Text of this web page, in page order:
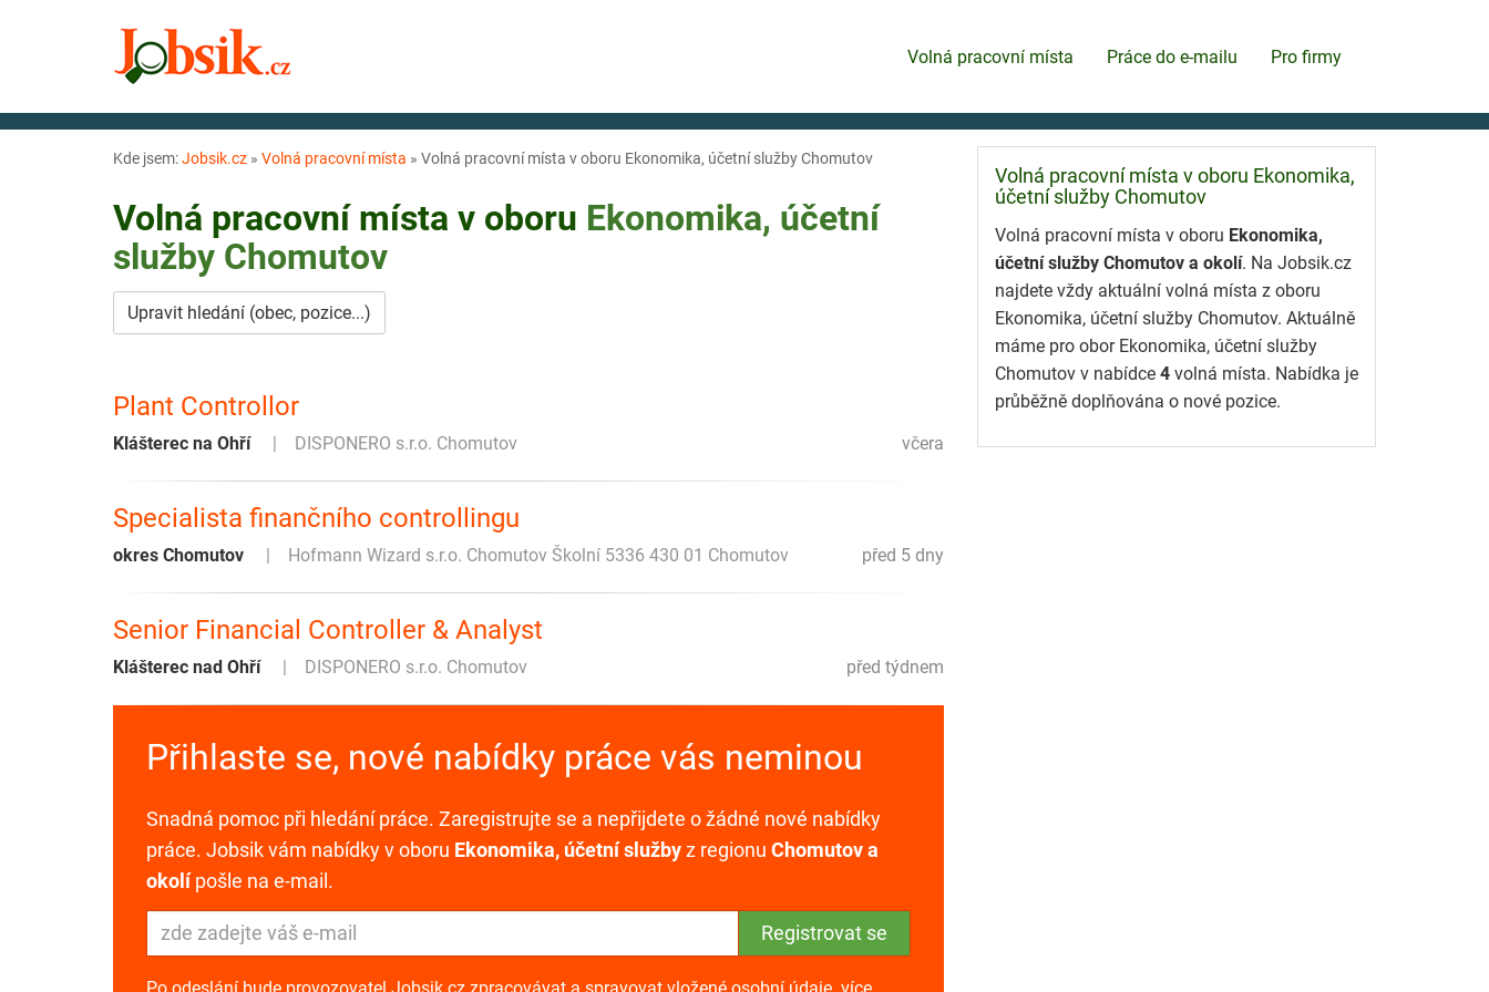
Volná pracovní místa Práce do e-mailu Pro firmy
Kde jsem:Jobsik.cz » Volná pracovní místa » Volná pracovní místa v oboru Ekonomika, účetní služby Chomutov
Volná pracovní místa v oboru Ekonomika, účetní
služby Chomutov
Upravit hledání (obec, pozice...)
Plant Controllor
včera
Klášterec na Ohří DISPONERO s.r.o. Chomutov
Specialista finančního controllingu
před 5 dny
okres Chomutov Hofmann Wizard s.r.o. Chomutov Školní 5336 430 01 Chomutov
Senior Financial Controller & Analyst
před týdnem
Klášterec nad Ohří DISPONERO s.r.o. Chomutov
Přihlaste se, nové nabídky práce vás neminou
Snadná pomoc při hledání práce. Zaregistrujte se a nepřijdete o žádné nové nabídky
práce. Jobsik vám nabídky v oboru Ekonomika, účetní službyz regionu Chomutov a
okolípošle na e-mail.
Po odeslání bude provozovatel Jobsik.cz zpracovávat a spravovat vložené osobní údaje. více
Volná pracovní místa v oboru Ekonomika,
účetní služby Chomutov
Volná pracovní místa v oboru Ekonomika,
účetní služby Chomutov a okolí. Na Jobsik.cz
najdete vždy aktuální volná místa z oboru
Ekonomika, účetní služby Chomutov. Aktuálně
máme pro obor Ekonomika, účetní služby
Chomutov v nabídce 4 volná místa. Nabídka je
průběžně doplňována o nové pozice.